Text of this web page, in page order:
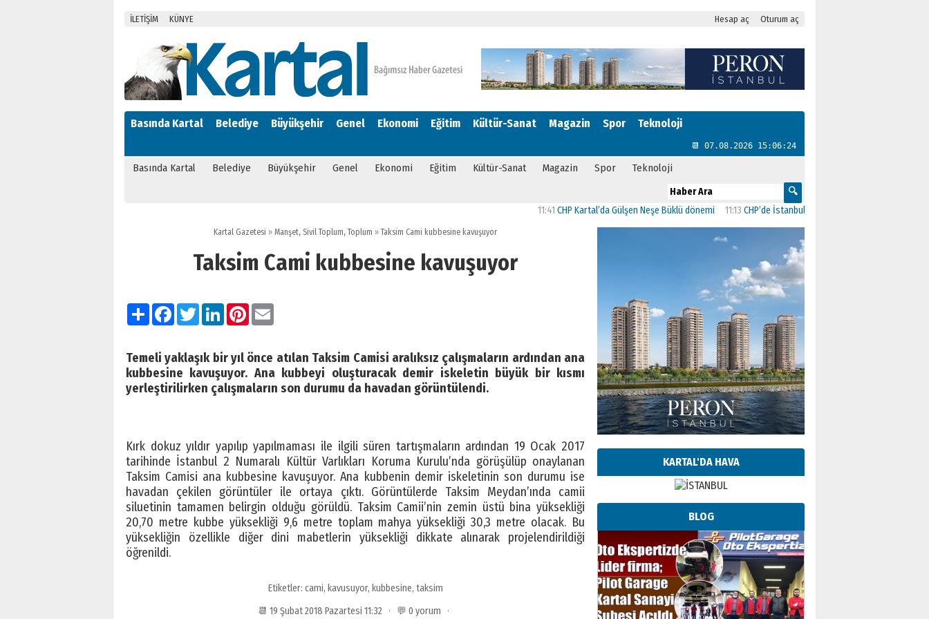
İLETİŞİM KÜNYE Hesap aç Oturum aç
Basında Kartal Belediye Büyükşehir Genel Ekonomi Eğitim Kültür-Sanat Magazin Spor Teknoloji
📆 07.08.2026 15:06:25
Basında Kartal Belediye Büyükşehir Genel Ekonomi Eğitim Kültür-Sanat Magazin Spor Teknoloji
CHP Kartal’da Gülşen Neşe Büklü dönemi 11:13 CHP’de İstanbul’daki 23 İlçenin Başkanları Belli Oldu
Kartal Gazetesi » Manşet, Sivil Toplum,Toplum »Taksim Cami kubbesine kavuşuyor
Taksim Cami kubbesine kavuşuyor
PaylaşFacebook
TwitterLinkedInPinterest
Temeli yaklaşık bir yıl önce atılan Taksim Camisi aralıksız çalışmaların ardından ana
kubbesine kavuşuyor. Ana kubbeyi oluşturacak demir iskeletin büyük bir kısmı
yerleştirilirken çalışmaların son durumu da havadan görüntülendi.
Kırk dokuz yıldır yapılıp yapılmaması ile ilgili süren tartışmaların ardından 19 Ocak 2017
tarihinde İstanbul 2 Numaralı Kültür Varlıkları Koruma Kurulu’nda görüşülüp onaylanan
Taksim Camisi ana kubbesine kavuşuyor. Ana kubbenin demir iskeletinin son durumu ise
havadan çekilen görüntüler ile ortaya çıktı. Görüntülerde Taksim Meydan’ında camii
siluetinin tamamen belirgin olduğu görüldü. Taksim Camii’nin zemin üstü bina yüksekliği
20,70 metre kubbe yüksekliği 9,6 metre toplam mahya yüksekliği 30,3 metre olacak. Bu
yüksekliğin özellikle diğer dini mabetlerin yüksekliği dikkate alınarak projelendirildiği
öğrenildi.
Etiketler: cami, kavusuyor, kubbesine, taksim
📆 19 Şubat 2018 Pazartesi 11:32 · 💬 0 yorum ·
KARTAL'DA HAVA
BLOG